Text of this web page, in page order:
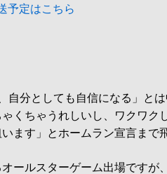
予定はこちら
自分としても自信になる」と
くちゃうれしいし、ワクワク
ます」とホームラン宣言まで
ールスターゲーム出場ですが